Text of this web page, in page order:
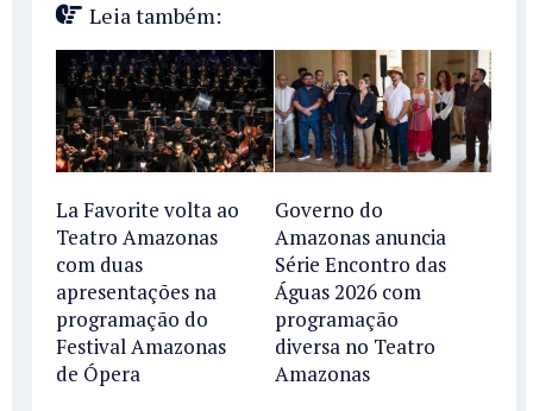
Leia também:
La Favorite volta ao
Teatro Amazonas
com duas
apresentações na
programação do
Festival Amazonas
de Ópera
Governo do
Amazonas anuncia
Série Encontro das
Águas 2026 com
programação
diversa no Teatro
Amazonas